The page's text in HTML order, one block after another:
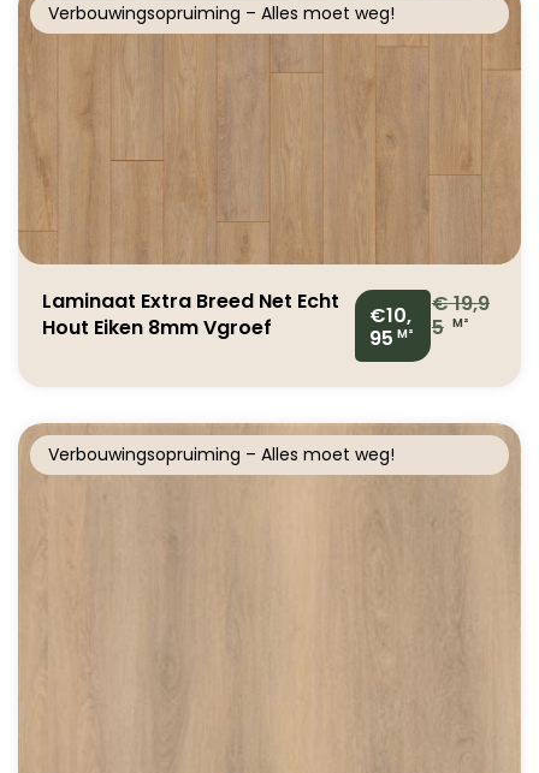
Verbouwingsopruiming – Alles moet weg!
Laminaat Extra Breed Net Echt
Hout Eiken 8mm Vgroef
€10,
95 M²
€19,9
5 M²
Verbouwingsopruiming – Alles moet weg!